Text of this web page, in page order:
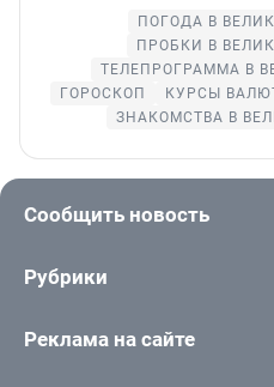
ПОГОДА В
ПРОБКИ В
ТЕЛЕПРОГРАММА В
ГОРОСКОП
КУРСЫ
ЗНАКОМСТВА В
Сообщить новость
Рубрики
Реклама на сайте